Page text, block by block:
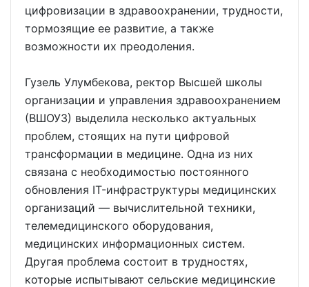
цифровизации в здравоохранении, трудности,
тормозящие ее развитие, а также
возможности их преодоления.
Гузель Улумбекова, ректор Высшей школы
организации и управления здравоохранением
(ВШОУЗ) выделила несколько актуальных
проблем, стоящих на пути цифровой
трансформации в медицине. Одна из них
связана с необходимостью постоянного
обновления IT-инфраструктуры медицинских
организаций — вычислительной техники,
телемедицинского оборудования,
медицинских информационных систем.
Другая проблема состоит в трудностях,
которые испытывают сельские медицинские